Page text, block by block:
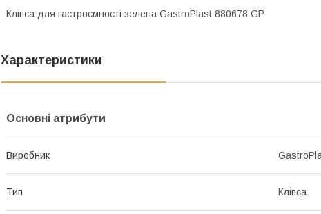
Кліпса для гастроємності зелена GastroPlast 880678 GP
Характеристики
Основні атрибути
Виробник
Тип Кліпса